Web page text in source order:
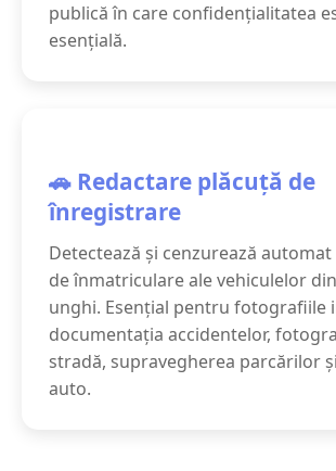
publică în care confidențialitatea
esențială.
🚗 Redactare plăcuță de
înregistrare
Detectează și cenzurează
de înmatriculare ale vehiculelor
unghi. Esențial pentru fotografiile
documentația accidentelor,
stradă, supravegherea parcărilor
auto.